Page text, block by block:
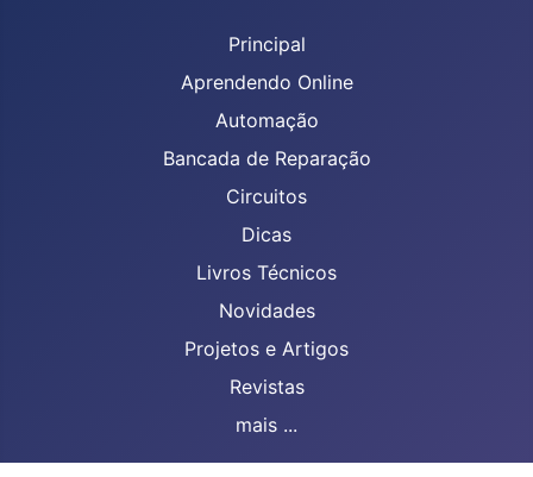
Principal
Aprendendo Online
Automação
Bancada de Reparação
Circuitos
Dicas
Livros Técnicos
Novidades
Projetos e Artigos
Revistas
mais ...